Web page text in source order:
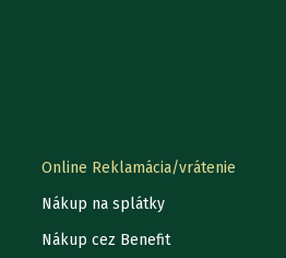
Online Reklamácia/vrátenie
Nákup na splátky
Nákup cez Benefit